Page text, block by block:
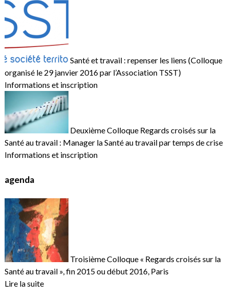
Santé et travail : repenser les liens (Colloque
organisé le 29 janvier 2016 par l’Association TSST)
Informations et inscription
Deuxième Colloque Regards croisés sur la
Santé au travail : Manager la Santé au travail par temps de crise
Informations et inscription
agenda
Troisième Colloque « Regards croisés sur la
Santé au travail », fin 2015 ou début 2016, Paris
Lire la suite